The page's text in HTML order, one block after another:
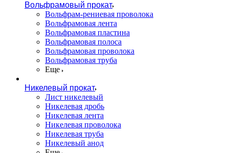
Вольфрамовый прокат
Вольфрам-рениевая проволока
Вольфрамовая лента
Вольфрамовая пластина
Вольфрамовая полоса
Вольфрамовая проволока
Вольфрамовая труба
Еще
Никелевый прокат
Лист никелевый
Никелевая дробь
Никелевая лента
Никелевая проволока
Никелевая труба
Никелевый анод